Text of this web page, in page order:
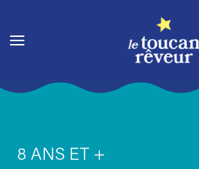
contenu
8 ANS ET +